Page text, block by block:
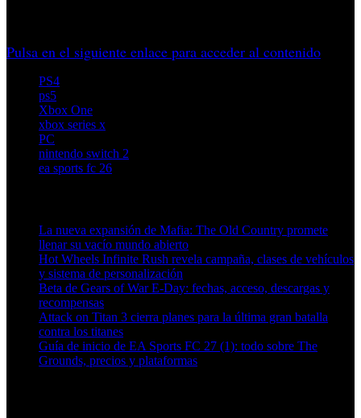
Pulsa en el siguiente enlace para acceder al contenido
PS4
ps5
Xbox One
xbox series x
PC
nintendo switch 2
ea sports fc 26
La nueva expansión de Mafia: The Old Country promete
llenar su vacío mundo abierto
Hot Wheels Infinite Rush revela campaña, clases de vehículos
y sistema de personalización
Beta de Gears of War E-Day: fechas, acceso, descargas y
recompensas
Attack on Titan 3 cierra planes para la última gran batalla
contra los titanes
Guía de inicio de EA Sports FC 27 (1): todo sobre The
Grounds, precios y plataformas